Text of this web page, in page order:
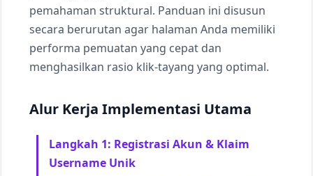
pemahaman struktural. Panduan ini disusun
secara berurutan agar halaman Anda memiliki
performa pemuatan yang cepat dan
menghasilkan rasio klik-tayang yang optimal.
Alur Kerja Implementasi Utama
Langkah 1: Registrasi Akun & Klaim
Username Unik